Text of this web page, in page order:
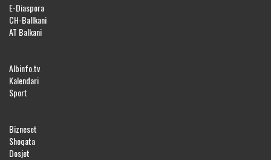
E-Diaspora
CH-Ballkani
AT Balkani
Albinfo.tv
Kalendari
Sport
Bizneset
Shoqata
Dosjet